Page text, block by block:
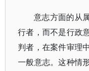
意志方面的从
行者，而不是行政
判者，在案件审理
一般意志。这种情